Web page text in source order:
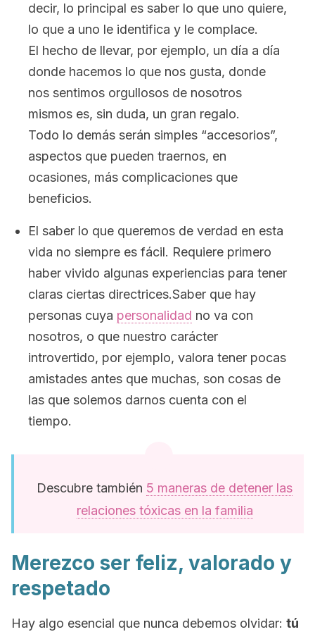
decir, lo principal es saber lo que uno quiere,
lo que a uno le identifica y le complace.
El hecho de llevar, por ejemplo, un día a día
donde hacemos lo que nos gusta, donde
nos sentimos orgullosos de nosotros
mismos es, sin duda, un gran regalo.
Todo lo demás serán simples “accesorios”,
aspectos que pueden traernos, en
ocasiones, más complicaciones que
beneficios.
El saber lo que queremos de verdad en esta
vida no siempre es fácil. Requiere primero
haber vivido algunas experiencias para tener
claras ciertas directrices.Saber que hay
personas cuya personalidad no va con
nosotros, o que nuestro carácter
introvertido, por ejemplo, valora tener pocas
amistades antes que muchas, son cosas de
las que solemos darnos cuenta con el
tiempo.
Descubre también 5 maneras de detener las
relaciones tóxicas en la familia
Merezco ser feliz, valorado y
respetado
Hay algo esencial que nunca debemos olvidar: tú